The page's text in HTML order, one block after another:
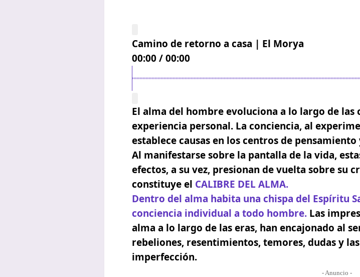
Camino de retorno a casa | El Morya
00:00 / 00:00
El alma del hombre evoluciona a lo largo de
experiencia personal.La conciencia, al
establece causas en los centros de
Al manifestarse sobre la pantalla de la vida,
efectos, a su vez, presionan de vuelta sobre su
constituye el CALIBRE DEL ALMA.
Dentro del alma habita una chispa del Espíritu
conciencia individual a todo hombre.Las
alma a lo largo de las eras, han encajonado al
rebeliones, resentimientos, temores, dudas y
imperfección.
- Anuncio -